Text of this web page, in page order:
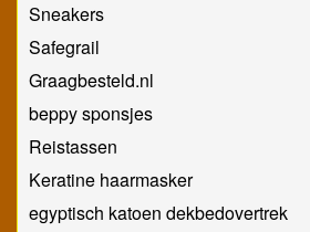
Sneakers
Safegrail
Graagbesteld.nl
beppy sponsjes
Reistassen
Keratine haarmasker
egyptisch katoen dekbedovertrek